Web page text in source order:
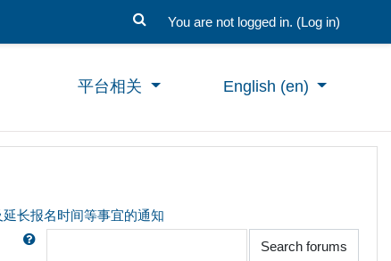
You are not logged in. (Log in)
平台相关 English ‎(en)‎
长报名时间等事宜的通知
Search forums